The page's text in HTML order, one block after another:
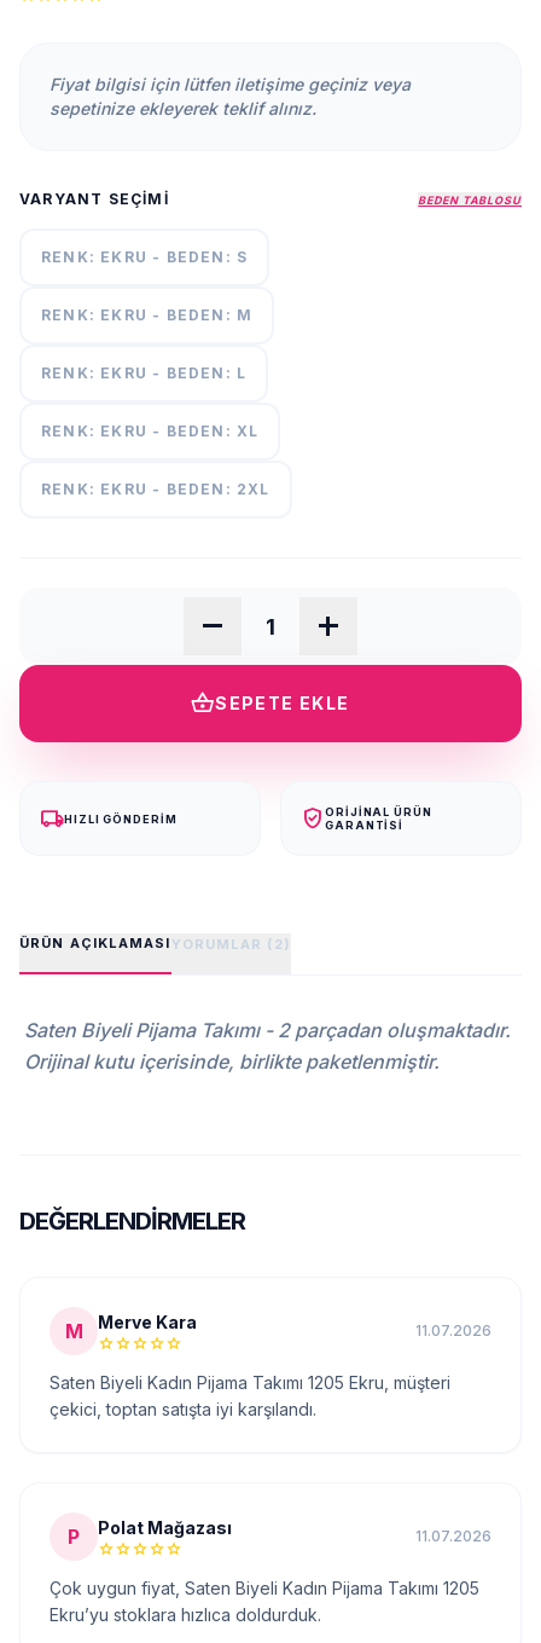
İLETİŞİM
ŞARTLARI
+90
55
Fiyat bilgisi için lütfen iletişime geçiniz veya
sepetinize ekleyerek teklif alınız.
VARYANT SEÇIMI BEDEN TABLOSU
RENK: EKRU - BEDEN: S
RENK: EKRU - BEDEN: M
RENK: EKRU - BEDEN: L
RENK: EKRU - BEDEN: XL
RENK: EKRU - BEDEN: 2XL
remove add
shopping_basketSEPETE EKLE
local_shippingHIZLI GÖNDERIM verified_user ORIJINAL ÜRÜN
GARANTISI
ÜRÜN AÇIKLAMASIYORUMLAR (2)
Saten Biyeli Pijama Takımı - 2 parçadan oluşmaktadır.
Orijinal kutu içerisinde, birlikte paketlenmiştir.
DEĞERLENDIRMELER
M Merve Kara
starstarstarstarstar
11.07.2026
Saten Biyeli Kadın Pijama Takımı 1205 Ekru, müşteri
çekici, toptan satışta iyi karşılandı.
P Polat Mağazası
starstarstarstarstar
11.07.2026
Çok uygun fiyat, Saten Biyeli Kadın Pijama Takımı 1205
Ekru’yu stoklara hızlıca doldurduk.